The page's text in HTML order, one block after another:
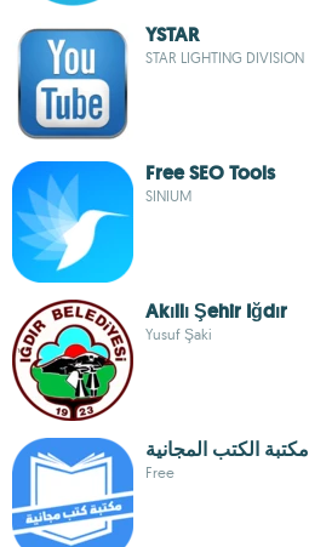
YSTAR
STAR LIGHTING DIVISION
Free SEO Tools
SINIUM
Akıllı Şehir Iğdır
Yusuf Şaki
مكتبة الكتب المجانية
Free